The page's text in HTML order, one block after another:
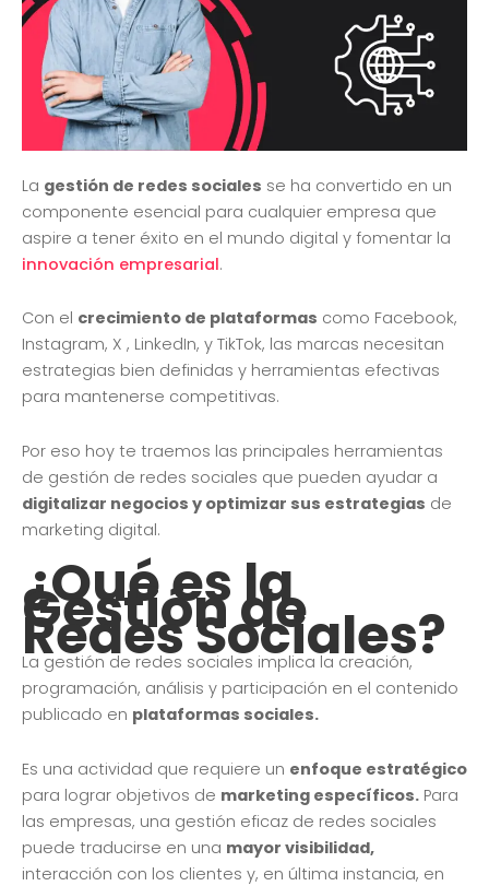
La gestión de redes sociales se ha convertido en un
componente esencial para cualquier empresa que
aspire a tener éxito en el mundo digital y fomentar la
innovación empresarial.
Con el crecimiento de plataformas como Facebook,
Instagram, X , LinkedIn, y TikTok, las marcas necesitan
estrategias bien definidas y herramientas efectivas
para mantenerse competitivas.
Por eso hoy te traemos las principales herramientas
de gestión de redes sociales que pueden ayudar a
digitalizar negocios y optimizar sus estrategias de
marketing digital.
¿Qué es la
Gestión de
Redes Sociales?
La gestión de redes sociales implica la creación,
programación, análisis y participación en el contenido
publicado en plataformas sociales.
Es una actividad que requiere un enfoque estratégico
para lograr objetivos de marketing específicos. Para
las empresas, una gestión eficaz de redes sociales
puede traducirse en una mayor visibilidad,
interacción con los clientes y, en última instancia, en